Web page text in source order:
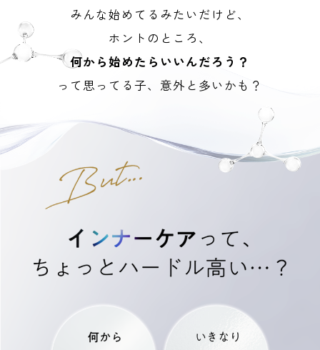
みんな始めてるみたいだけど、
ホントのところ、
何から始めたらいいんだろう？
って思ってる子、意外と多いかも？